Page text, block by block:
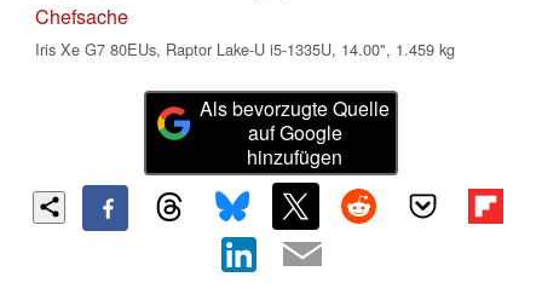
Chefsache
Iris Xe G7 80EUs, Raptor Lake-U i5-1335U, 14.00", 1.459 kg
Als bevorzugte Quelle
auf Google
hinzufügen